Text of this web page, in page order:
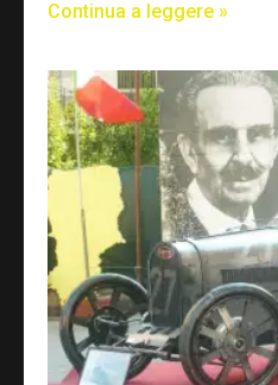
Continua a leggere »